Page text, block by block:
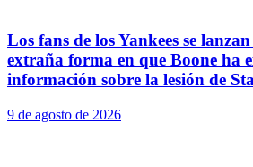
Los fans de los Yankees se
extraña forma en que Boone ha
información sobre la lesión de
9 de agosto de 2026